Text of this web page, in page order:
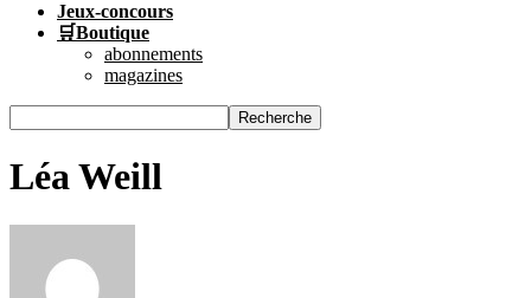
Jeux-concours
🛒Boutique
abonnements
magazines
Léa Weill